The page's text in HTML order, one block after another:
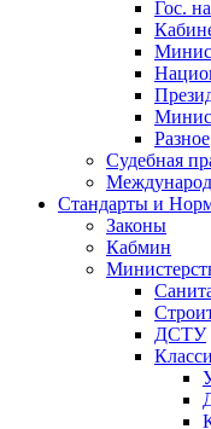
Гос.
Разное
Судебная
Стандарты и
Законы
Кабмин
ДСТУ